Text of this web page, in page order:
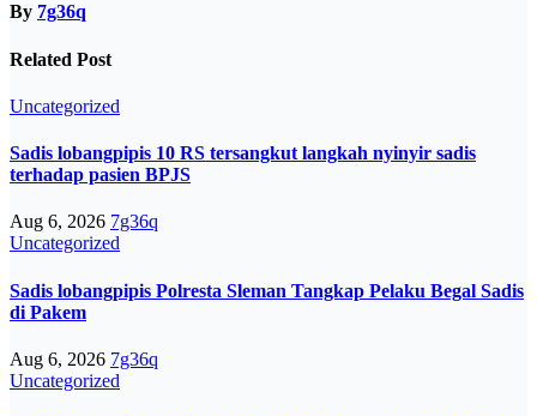
By 7g36q
Related Post
Uncategorized
Sadis lobangpipis 10 RS tersangkut langkah nyinyir sadis
terhadap pasien BPJS
Aug 6, 2026 7g36q
Uncategorized
Sadis lobangpipis Polresta Sleman Tangkap Pelaku Begal Sadis
di Pakem
Aug 6, 2026 7g36q
Uncategorized